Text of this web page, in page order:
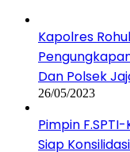
Kapolres
Dan Polsek
26/05/2023
Pimpin
Siap